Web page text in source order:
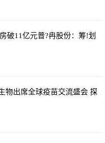
破11亿元普?冉股份：筹!划
物出席全球疫苗交流盛会 探